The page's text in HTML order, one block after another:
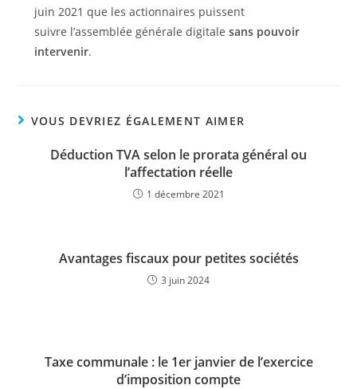
juin 2021 que les actionnaires puissent
suivre l’assemblée générale digitale sans pouvoir
intervenir.
VOUS DEVRIEZ ÉGALEMENT AIMER
Déduction TVA selon le prorata général ou
l’affectation réelle
1 décembre 2021
Avantages fiscaux pour petites sociétés
3 juin 2024
Taxe communale : le 1er janvier de l’exercice
d’imposition compte